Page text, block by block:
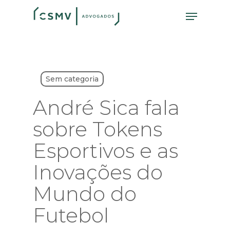
Menu
Sem categoria
André Sica fala
sobre Tokens
Esportivos e as
Inovações do
Mundo do
Futebol